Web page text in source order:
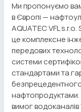
Ми пропонуємо
в Європі —
AQUATEC VFL
це комплексне
передових
системи
стандартами та
вимог